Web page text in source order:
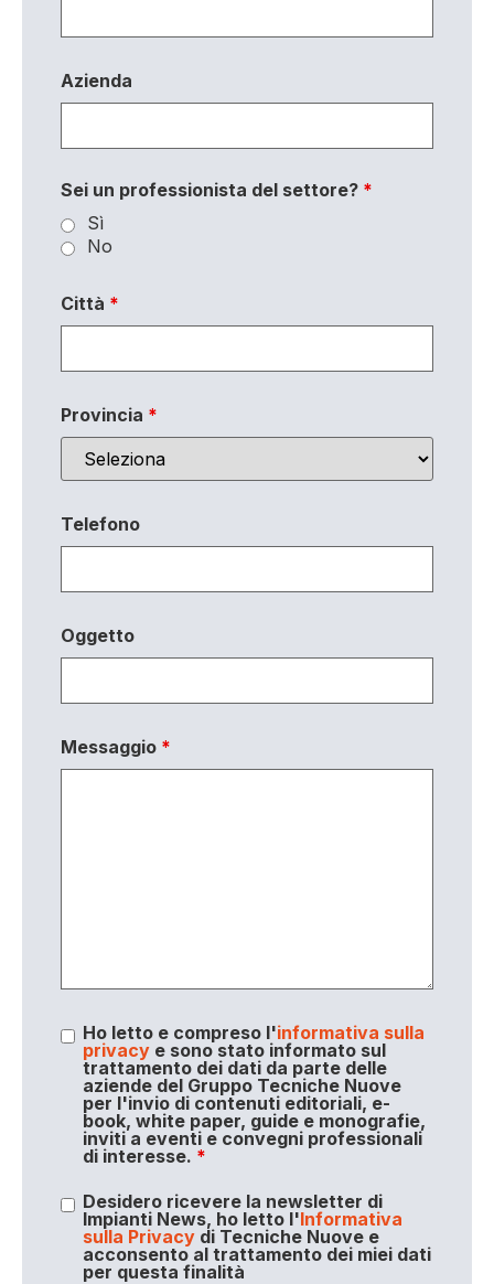
Azienda
Sei un professionista del settore? *
Sì
No
Città *
Provincia *
Telefono
Oggetto
Messaggio *
Ho letto e compreso l'informativa sulla
privacye sono stato informato sul
trattamento dei dati da parte delle
aziende del Gruppo Tecniche Nuove
per l'invio di contenuti editoriali, e-
book, white paper, guide e monografie,
inviti a eventi e convegni professionali
di interesse. *
Desidero ricevere la newsletter di
Impianti News, ho letto l'Informativa
sulla Privacydi Tecniche Nuove e
acconsento al trattamento dei miei dati
per questa finalità